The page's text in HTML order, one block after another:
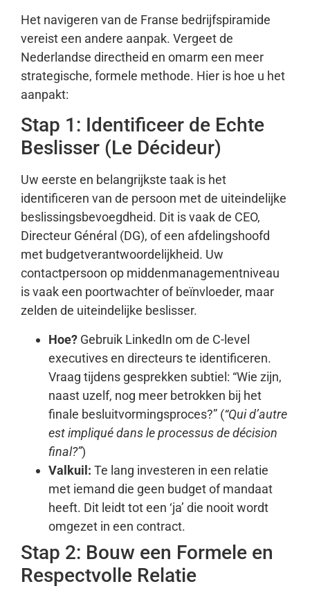
Het navigeren van de Franse bedrijfspiramide
vereist een andere aanpak. Vergeet de
Nederlandse directheid en omarm een meer
strategische, formele methode. Hier is hoe u het
aanpakt:
Stap 1: Identificeer de Echte
Beslisser (Le Décideur)
Uw eerste en belangrijkste taak is het
identificeren van de persoon met de uiteindelijke
beslissingsbevoegdheid. Dit is vaak de CEO,
Directeur Général (DG), of een afdelingshoofd
met budgetverantwoordelijkheid. Uw
contactpersoon op middenmanagementniveau
is vaak een poortwachter of beïnvloeder, maar
zelden de uiteindelijke beslisser.
Hoe? Gebruik LinkedIn om de C-level
executives en directeurs te identificeren.
Vraag tijdens gesprekken subtiel: “Wie zijn,
naast uzelf, nog meer betrokken bij het
finale besluitvormingsproces?” (“Qui d’autre
est impliqué dans le processus de décision
final?”)
Valkuil: Te lang investeren in een relatie
met iemand die geen budget of mandaat
heeft. Dit leidt tot een ‘ja’ die nooit wordt
omgezet in een contract.
Stap 2: Bouw een Formele en
Respectvolle Relatie